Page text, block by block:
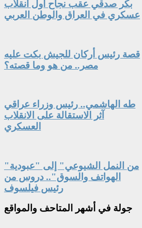
بكر صدقي عقب نجاح اول انقلاب
عسكري في العراق والوطن العربي
قصة رئيس أركان للجيش بكت عليه
مصر.. من هو وما قصته؟
طه الهاشمي.. رئيس وزراء عراقي
آثر الاستقالة على الانقلاب
العسكري
"من النمل الشيوعي" إلى "عبودية
الهواتف والسوق".. دروس من
رئيس فيلسوف
جولة في أشهر المتاحف والمواقع